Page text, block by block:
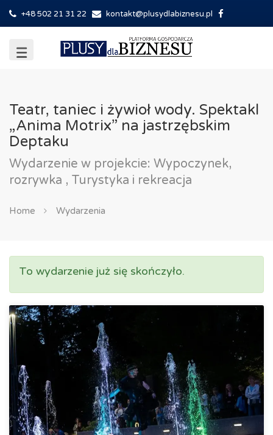
+48 502 21 31 22 kontakt@plusydlabiznesu.pl
Teatr, taniec i żywioł wody. Spektakl
„Anima Motrix” na jastrzębskim
Deptaku
Wydarzenie w projekcie: Wypoczynek,
rozrywka , Turystyka i rekreacja
Home Wydarzenia
To wydarzenie już się skończyło.